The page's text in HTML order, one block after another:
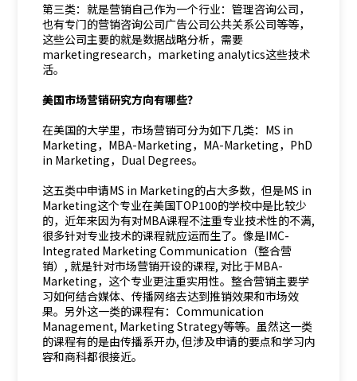
第三类：就是营销自己作为一个行业：管理咨询公司，
也有专门的营销咨询公司广告公司公共关系公司等等，
这些公司主要的就是数据战略分析，需要
marketingresearch，marketing analytics这些技术
活。
美国市场营销研究方向有哪些？
在美国的大学里，市场营销可分为如下几类：MS in
Marketing，MBA-Marketing，MA-Marketing，PhD
in Marketing，Dual Degrees。
这五类中申请MS in Marketing的占大多数，但是MS in
Marketing这个专业在美国TOP100的学校中是比较少
的，近年来因为有对MBA课程不注重专业技术性的不满,
很多针对专业技术的课程就应运而生了。像是IMC-
Integrated Marketing Communication（整合营
销）, 就是针对市场营销开设的课程, 对比于MBA-
Marketing，这个专业更注重实用性。整合营销主要学
习如何结合媒体、传播网络去达到推销效果和市场效
果。另外这一类的课程有：Communication
Management, Marketing Strategy等等。虽然这一类
的课程有的是由传播系开办, 但涉及申请的要点和学习内
容和商科都很接近。